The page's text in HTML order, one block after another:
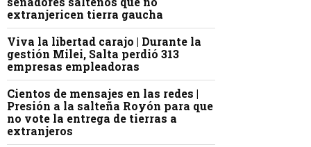
extranjericen tierra gaucha
Viva la libertad carajo | Durante la
gestión Milei, Salta perdió 313
empresas empleadoras
Cientos de mensajes en las redes |
Presión a la salteña Royón para que
no vote la entrega de tierras a
extranjeros